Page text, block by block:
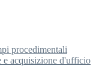
procedimentali
acquisizione d'ufficio